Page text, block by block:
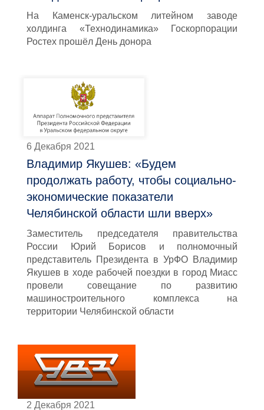
На Каменск-уральском литейном заводе
холдинга «Технодинамика» Госкорпорации
Ростех прошёл День донора
6 Декабря 2021
Владимир Якушев: «Будем
продолжать работу, чтобы социально-
экономические показатели
Челябинской области шли вверх»
Заместитель председателя правительства
России Юрий Борисов и полномочный
представитель Президента в УрФО Владимир
Якушев в ходе рабочей поездки в город Миасс
провели совещание по развитию
машиностроительного комплекса на
территории Челябинской области
2 Декабря 2021